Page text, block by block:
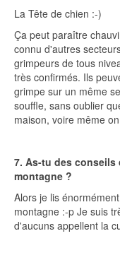
La Tête de chien :-)
Ça peut paraître
connu d'autres
grimpeurs de tous
très confirmés. Ils
grimpe sur un même
souffle, sans oublier
maison, voire même
7. As-tu des
montagne ?
Alors je lis
montagne :-p Je suis
d'aucuns appellent la